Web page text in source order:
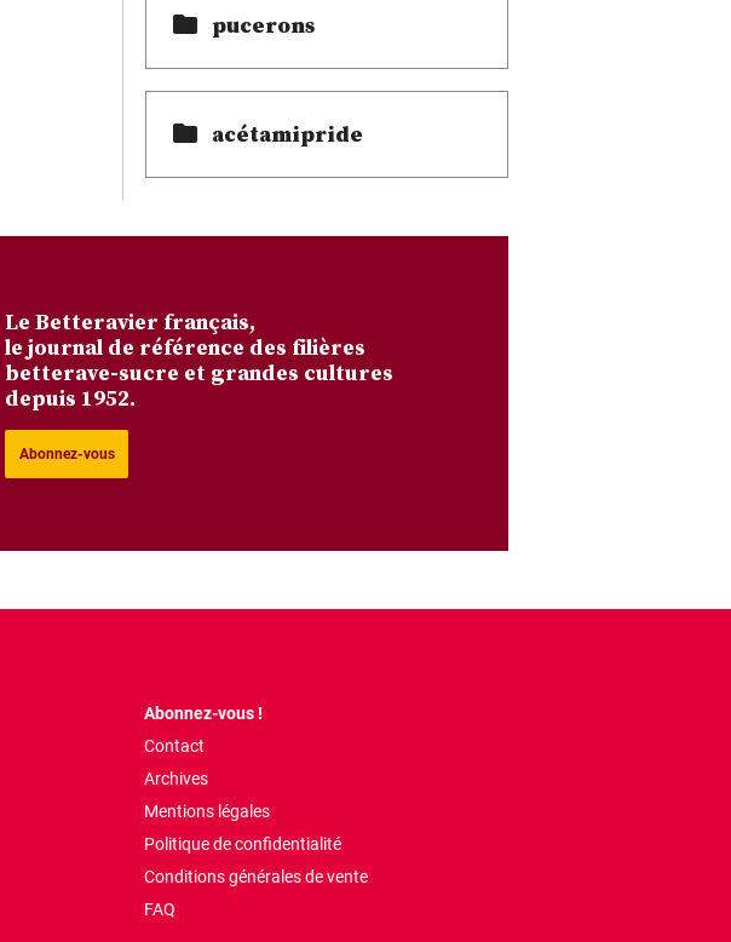
pucerons
acétamipride
Le Betteravier français,
le journal de référence des filières
betterave-sucre et grandes cultures
depuis 1952.
Abonnez-vous
Abonnez-vous !
Contact
Archives
Mentions légales
Politique de confidentialité
Conditions générales de vente
FAQ